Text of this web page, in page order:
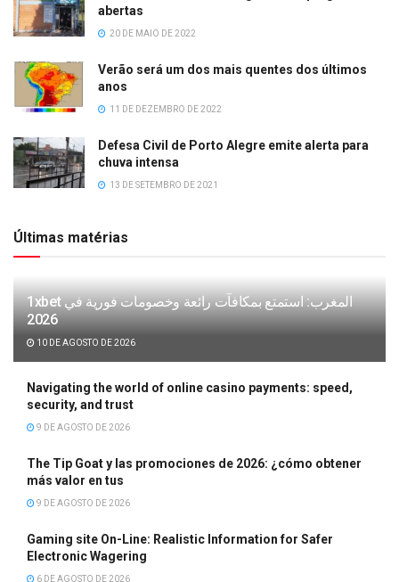
abertas
20 DE MAIO DE 2022
Verão será um dos mais quentes dos últimos
anos
11 DE DEZEMBRO DE 2022
Defesa Civil de Porto Alegre emite alerta para
chuva intensa
13 DE SETEMBRO DE 2021
Últimas matérias
1xbet المغرب: استمتع بمكافآت رائعة وخصومات فورية في
2026
10 DE AGOSTO DE 2026
Navigating the world of online casino payments: speed,
security, and trust
9 DE AGOSTO DE 2026
The Tip Goat y las promociones de 2026: ¿cómo obtener
más valor en tus
9 DE AGOSTO DE 2026
Gaming site On-Line: Realistic Information for Safer
Electronic Wagering
6 DE AGOSTO DE 2026